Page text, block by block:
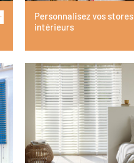
Personnalisez vos stores
intérieurs